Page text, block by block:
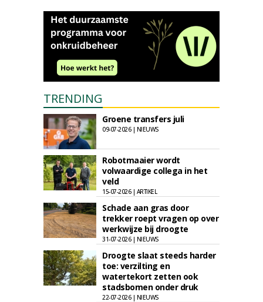
TRENDING
Groene transfers juli
09-07-2026 | NIEUWS
Robotmaaier wordt
volwaardige collega in het
veld
15-07-2026 | ARTIKEL
Schade aan gras door
trekker roept vragen op over
werkwijze bij droogte
31-07-2026 | NIEUWS
Droogte slaat steeds harder
toe: verzilting en
watertekort zetten ook
stadsbomen onder druk
22-07-2026 | NIEUWS